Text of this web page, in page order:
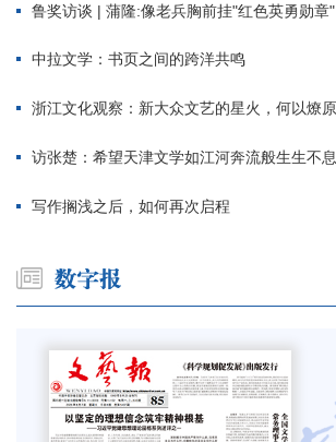
鲁奖访谈 | 蒲隆:像老兵胸前挂"红色英勇勋章"
中拉文学：书页之间的跨洋共鸣
浙江文化观察：新大众文艺的星火，何以燎
访张楚：希望天津文学如江河奔流般生生不息
写作搁浅之后，如何再次启程